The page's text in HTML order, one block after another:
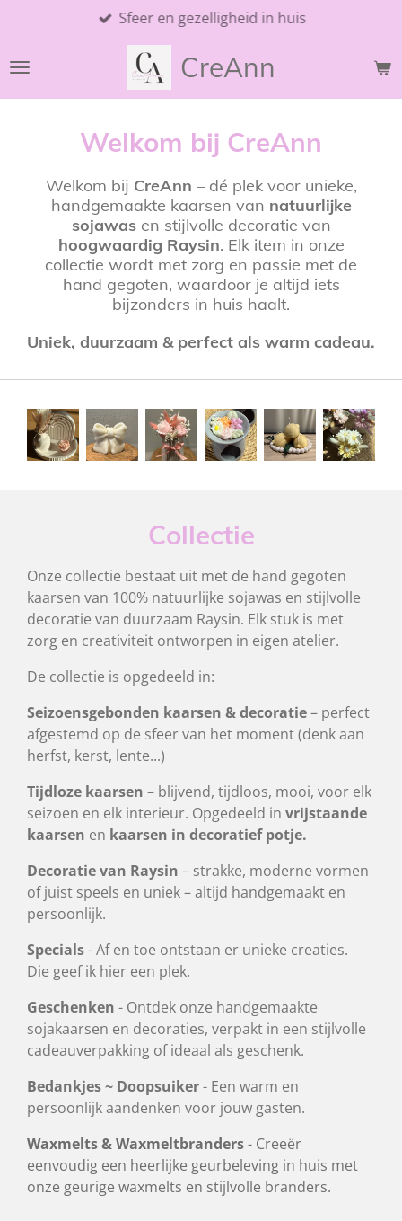
naar
CreAnn
Sfeer en gezelligheid in huis
Welkom bij CreAnn
Welkom bij CreAnn – dé plek voor unieke,
handgemaakte kaarsen van natuurlijke
sojawasen stijlvolle decoratie van
hoogwaardig Raysin. Elk item in onze
collectie wordt met zorg en passie met de
hand gegoten, waardoor je altijd iets
bijzonders in huis haalt.
Uniek, duurzaam & perfect als warm cadeau.
Collectie
Onze collectie bestaat uit met de hand gegoten
kaarsen van 100% natuurlijke sojawas en stijlvolle
decoratie van duurzaam Raysin. Elk stuk is met
zorg en creativiteit ontworpen in eigen atelier.
De collectie is opgedeeld in:
Seizoensgebonden kaarsen & decoratie– perfect
afgestemd op de sfeer van het moment (denk aan
herfst, kerst, lente...)
Tijdloze kaarsen – blijvend, tijdloos, mooi, voor elk
seizoen en elk interieur. Opgedeeld in vrijstaande
kaarsen en kaarsen in decoratief potje.
Decoratie van Raysin – strakke, moderne vormen
of juist speels en uniek – altijd handgemaakt en
persoonlijk.
Specials- Af en toe ontstaan er unieke creaties.
Die geef ik hier een plek.
Geschenken - Ontdek onze handgemaakte
sojakaarsen en decoraties, verpakt in een stijlvolle
cadeauverpakking of ideaal als geschenk.
Bedankjes ~ Doopsuiker- Een warm en
persoonlijk aandenken voor jouw gasten.
Waxmelts & Waxmeltbranders- Creeër
eenvoudig een heerlijke geurbeleving in huis met
onze geurige waxmelts en stijlvolle branders.